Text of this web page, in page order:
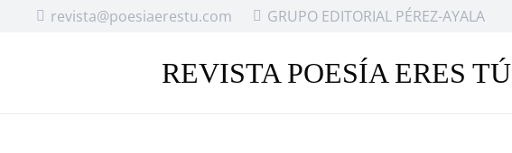
revista@poesiaerestu.com GRUPO EDITORIAL PÉREZ-AYALA
REVISTA POESÍA ERES TÚ